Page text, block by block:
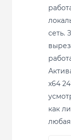
сеть.
x64
как